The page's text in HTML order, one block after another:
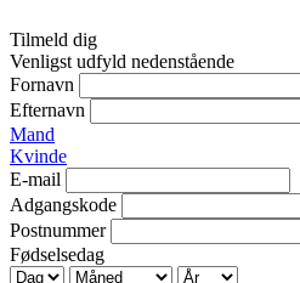
Tilmeld dig
Venligst udfyld nedenstående
Fornavn
Efternavn
Mand
Kvinde
E-mail
Adgangskode
Postnummer
Fødselsedag